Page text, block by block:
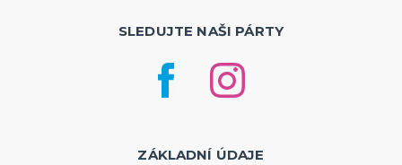
SLEDUJTE NAŠI PÁRTY
ZÁKLADNÍ ÚDAJE